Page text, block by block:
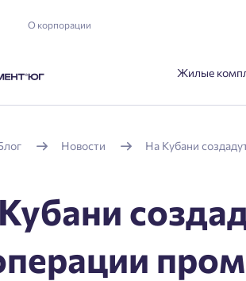
О корпорации
Жилые
Новости На Кубани